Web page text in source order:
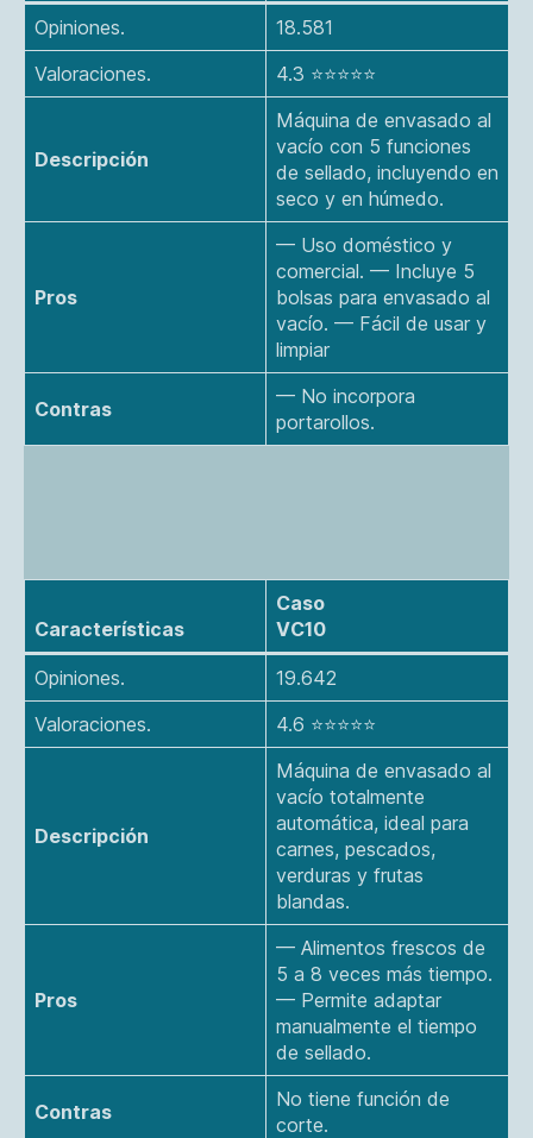
Opiniones.
18.581
Valoraciones.
4.3 ⭐⭐⭐⭐⭐
Descripción
Máquina de envasado al
vacío con 5 funciones
de sellado, incluyendo en
seco y en húmedo.
Pros
— Uso doméstico y
comercial. — Incluye 5
bolsas para envasado al
vacío. — Fácil de usar y
limpiar​
Contras
— No incorpora
portarollos​.
Características
Caso
VC10
Opiniones.
19.642
Valoraciones.
4.6 ⭐⭐⭐⭐⭐
Descripción
Máquina de envasado al
vacío totalmente
automática, ideal para
carnes, pescados,
verduras y frutas
blandas.
Pros
— Alimentos frescos de
5 a 8 veces más tiempo.
— Permite adaptar
manualmente el tiempo
de sellado.
Contras
No tiene función de
corte.